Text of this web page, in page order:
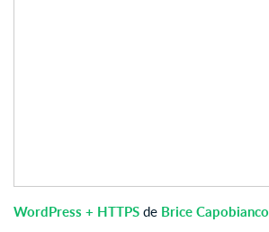
WordPress + HTTPS de Brice Capobianco